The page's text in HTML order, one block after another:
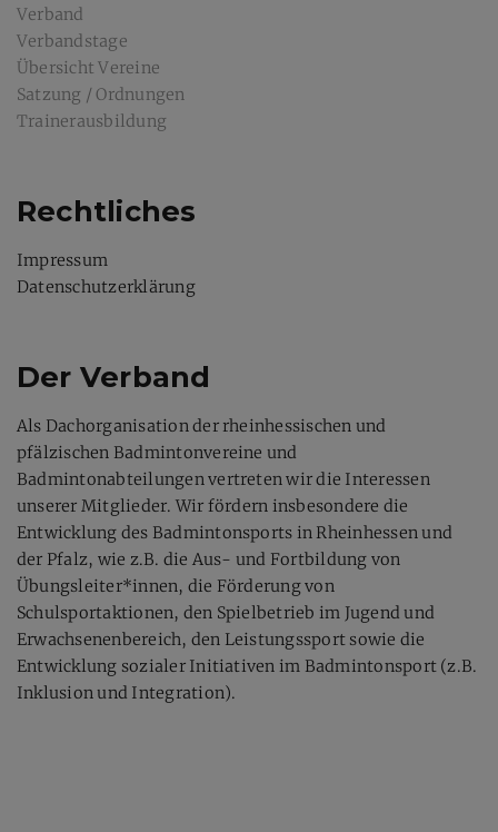
Verband
Verbandstage
Übersicht Vereine
Satzung / Ordnungen
Trainerausbildung
Rechtliches
Impressum
Datenschutzerklärung
Der Verband
Als Dachorganisation der rheinhessischen und
pfälzischen Badmintonvereine und
Badmintonabteilungen vertreten wir die Interessen
unserer Mitglieder. Wir fördern insbesondere die
Entwicklung des Badmintonsports in Rheinhessen und
der Pfalz, wie z.B. die Aus- und Fortbildung von
Übungsleiter*innen, die Förderung von
Schulsportaktionen, den Spielbetrieb im Jugend und
Erwachsenenbereich, den Leistungssport sowie die
Entwicklung sozialer Initiativen im Badmintonsport (z.B.
Inklusion und Integration).